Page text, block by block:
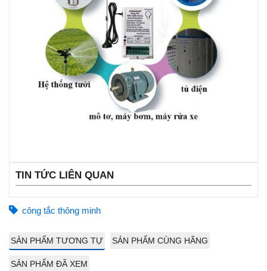
TIN TỨC LIÊN QUAN
công tắc thông minh
SẢN PHẨM TƯƠNG TỰ SẢN PHẨM CÙNG HÃNG
SẢN PHẨM ĐÃ XEM